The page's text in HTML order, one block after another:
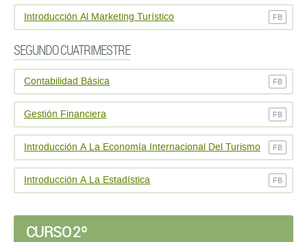
Introducción Al Marketing Turístico FB
SEGUNDO CUATRIMESTRE
Contabilidad Básica FB
Gestión Financiera FB
Introducción A La Economía Internacional Del Turismo FB
Introducción A La Estadística FB
CURSO 2º